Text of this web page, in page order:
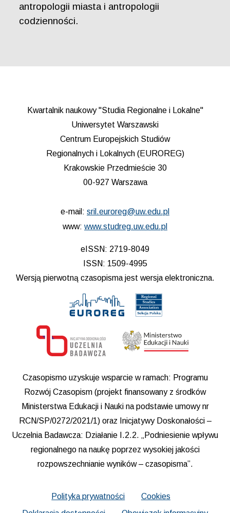
antropologii miasta i antropologii
codzienności.
Kwartalnik naukowy "Studia Regionalne i Lokalne"
Uniwersytet Warszawski
Centrum Europejskich Studiów
Regionalnych i Lokalnych (EUROREG)
Krakowskie Przedmieście 30
00-927 Warszawa
e-mail: sril.euroreg@uw.edu.pl
www: www.studreg.uw.edu.pl
eISSN: 2719-8049
ISSN: 1509-4995
Wersją pierwotną czasopisma jest wersja elektroniczna.
Czasopismo uzyskuje wsparcie w ramach: Programu
Rozwój Czasopism (projekt finansowany z środków
Ministerstwa Edukacji i Nauki na podstawie umowy nr
RCN/SP/0272/2021/1) oraz Inicjatywy Doskonałości –
Uczelnia Badawcza: Działanie I.2.2. „Podniesienie wpływu
regionalnego na naukę poprzez wysokiej jakości
rozpowszechnianie wyników – czasopisma”.
Polityka prywatności
Cookies